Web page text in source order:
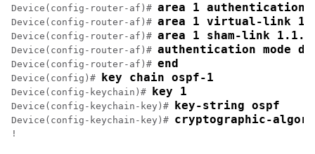
Device(config-router-af)# area 1 authentication
Device(config-router-af)# area 1 virtual-link
Device(config-router-af)# area 1 sham-link
Device(config-router-af)# authentication mode
Device(config-router-af)# end
Device(config)# key chain ospf-1
Device(config-keychain)# key 1
Device(config-keychain-key)# key-string ospf
Device(config-keychain-key)# cryptographic-
!